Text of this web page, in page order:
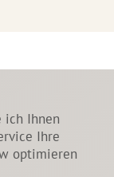
ich Ihnen
Ihre
optimieren